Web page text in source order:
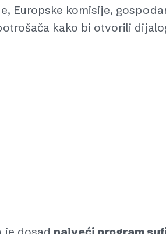
Europske komisije,
kako bi otvorili